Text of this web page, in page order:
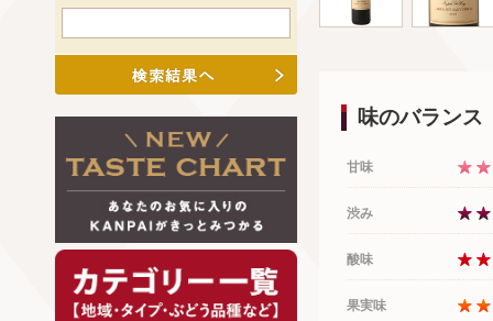
味のバランス
甘味
渋み
酸味
果実味